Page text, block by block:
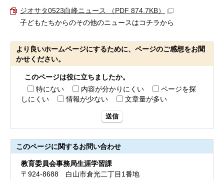
ジオサタ0523白峰ニュース （PDF 874.7KB）
子どもたちからのその他のニュースはコチラから
より良いホームページにするために、ページのご感想をお聞
かせください。
このページは役に立ちましたか。
特にない
内容が分かりにくい
ページを探
しにくい
情報が少ない 文章量が多い
送信
このページに関するお問い合わせ
教育委員会事務局生涯学習課
〒924-8688 白山市倉光二丁目1番地